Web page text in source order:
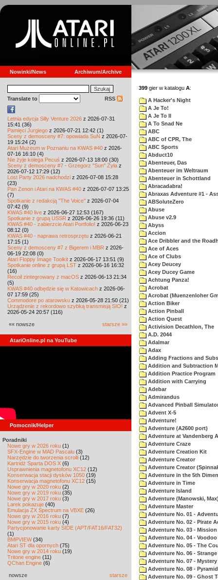
Nowinki/News Archiwum/Archive
Translate to RSS
Letnia edycja Silly Venture 2026 z 2026-07-31
15:41 (36)
Pamięci Jurgiego z 2026-07-21 12:42 (1)
Sceny z demosceny #7: opowiada SuN z 2026-07-
19 15:24 (2)
Atari Muzeum w Poznaniu na KWAS #40 z 2026-
07-16 16:10 (4)
Nie żyje kolega Pecuś z 2026-07-13 18:00 (30)
Sceny z demosceny #7 - Grzegorz "Sun" Żyła z
2026-07-12 17:29 (12)
Lost Party 2026 nadchodzi z 2026-07-08 15:28
(23)
Pan Zenon i Atari na KWAS #40 z 2026-07-07 13:25
(7)
Spotkanie z redakcją "The Voice" z 2026-07-04
07:42 (9)
KWAS #40 live z 2026-06-27 12:53 (167)
Spotkanie z grupą USSR z 2026-06-26 19:36 (11)
KWAS #40 - zabierzcie Atari Portfolio! z 2026-06-23
08:12 (0)
KWAS #40 - naprawa retrosprzętu z 2026-06-21
17:15 (1)
Sceny z demosceny #7 z Bigerem i MBR z 2026-
06-19 22:08 (0)
Atari Floppy Image Toolkit z 2026-06-17 13:51 (9)
Spotkanie online z grupą LST z 2026-06-16 16:32
(16)
Recoil zintegrowany z macOS z 2026-06-13 21:34
(5)
KWAS #40 odbędzie się w Katowicach z 2026-06-
07 17:59 (25)
Commodore po atarowsku z 2026-05-28 21:50 (21)
Urządzenie z rekordowo szybką transmisją SIO! z
2026-05-24 20:57 (116)
«« nowsze starsze »»
AtariOnline.pl na YouTube
Pomocnik/Helper
Poradniki
Nowe gry w 2026 roku (1)
SFX-Engine w MAD Pascalu (3)
Narzędzie do tworzenia scrolli (12)
Kartridż Sparta DOS X (6)
Usprawnienia magnetofonu XC12 (12)
Konserwacja stacji dysków 1050 (19)
Konserwacja magnetofonu XC12 (15)
Nowe gry w 2020 roku (2)
Nowe gry w 2019 roku (35)
Nowe gry w 2017 roku (3)
Larek pokazuje (40)
Emulacja ZX Spectrum na VBXE (26)
Nowe gry w 2016 roku (7)
Nowe gry w 2015 roku (4)
Partycjonowanie karty SIDE (APT/FAT16/FAT32)
(1)
BMPVIEW(34)
Atari ST dla opornych (75)
Nowe gry w 2014 roku (19)
Tritone engine (11)
QChan Engine (6)
nowsze starsze
399 gier w katalogu A:
A Hacker's Night
A Je To!
A Je To II
A To Snad Ne
ABC
ABC of CPR, The
ABC Sports
Abduct10
Abenteuer, Das
Abenteuer im Weltraum
Abenteuer in Schottland
Abracadabra!
Abraxas Adventure #1 -
ABSoluteZero
Abuse
Abuse v2.9
Abyss
Accion
Ace Dribbler and the
Ace of Aces
Ace of Clubs
Acey Deucey
Acey Ducey Game
Achtung Panza!
Acrobat
Acrobat (Muenzenloher
Action Biker
Action Pinball
Action Quest
Activision Decathlon, The
A.D. 2044
Adalmar
Adax
Adding Fractions and
Addition and Subtraction
Addition Practice Program
Addition with Carrying
Adebar
Admirandus
Advanced Pinball
Advent X-5
Adventure!
Adventure (A2600 port)
Adventure at Vandenberg
Adventure Craze
Adventure Creation Kit
Adventure Creator
Adventure Creator
Adventure in the 5th
Adventure in Time
Adventure Island
Adventure (Manowski,
Adventure Master
Adventure No. 01 -
Adventure No. 02 - Pirate
Adventure No. 03 -
Adventure No. 04 - Voodoo
Adventure No. 05 - The
Adventure No. 06 -
Adventure No. 07 -
Adventure No. 08 -
Adventure No. 09 - Ghost